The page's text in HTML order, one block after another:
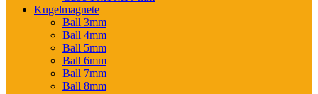
Kugelmagnete
Ball 3mm
Ball 4mm
Ball 5mm
Ball 6mm
Ball 7mm
Ball 8mm